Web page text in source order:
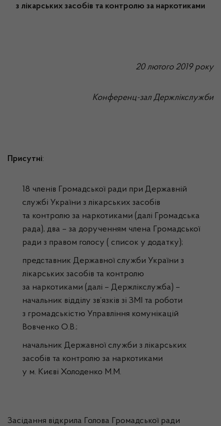
з лікарських засобів та контролю за наркотиками
20 лютого 2019 року
Конференц-зал Держлікслужби
Присутні:
18 членів Громадської ради при Державній
службі України з лікарських засобів
та контролю за наркотиками (далі Громадська
рада), два – за дорученням члена Громадської
ради з правом голосу ( список у додатку);
представник Державної служби України з
лікарських засобів та контролю
за наркотиками (далі – Держлікслужба) –
начальник відділу зв’язків зі ЗМІ та роботи
з громадськістю Управління комунікацій
Вовченко О.В.;
начальник Державної служби з лікарських
засобів та контролю за наркотиками
у м. Києві Холоденко М.М.
Засідання відкрила Голова Громадської ради